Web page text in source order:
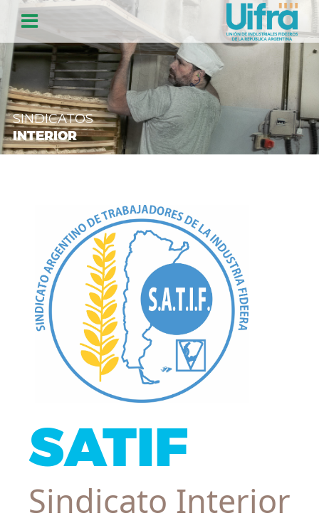
SINDICATOS
INTERIOR
SATIF
Sindicato Interior